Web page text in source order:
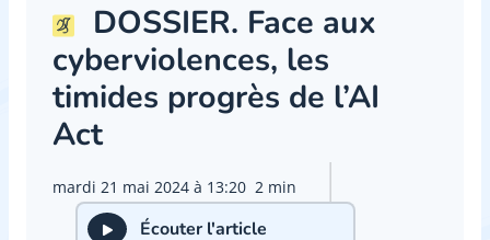
DOSSIER. Face aux
cyberviolences, les
timides progrès de l’AI
Act
mardi 21 mai 2024 à 13:20 2 min
Écouter l'article